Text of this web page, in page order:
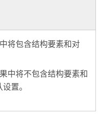
将包含结构要素和对
中将不包含结构要素和
置。